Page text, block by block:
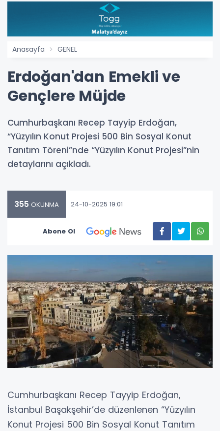
Anasayfa GENEL
Erdoğan'dan Emekli ve
Gençlere Müjde
Cumhurbaşkanı Recep Tayyip Erdoğan,
“Yüzyılın Konut Projesi 500 Bin Sosyal Konut
Tanıtım Töreni”nde “Yüzyılın Konut Projesi”nin
detaylarını açıkladı.
355 OKUNMA 24-10-2025 19:01
Abone Ol
Cumhurbaşkanı Recep Tayyip Erdoğan,
İstanbul Başakşehir’de düzenlenen “Yüzyılın
Konut Projesi 500 Bin Sosyal Konut Tanıtım